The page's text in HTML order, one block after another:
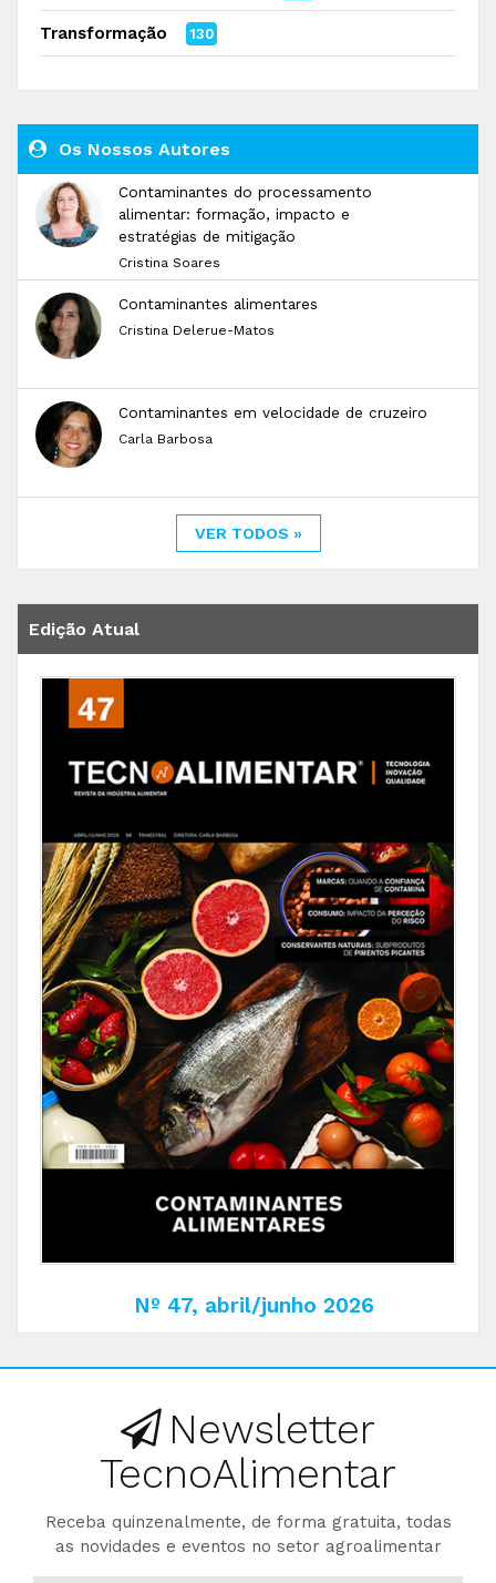
Transformação 130
Os Nossos Autores
Contaminantes do processamento
alimentar: formação, impacto e
estratégias de mitigação
Cristina Soares
Contaminantes alimentares
Cristina Delerue-Matos
Contaminantes em velocidade de cruzeiro
Carla Barbosa
VER TODOS »
Edição Atual
Nº 47, abril/junho 2026
Newsletter
TecnoAlimentar
Receba quinzenalmente, de forma gratuita, todas
as novidades e eventos no setor agroalimentar